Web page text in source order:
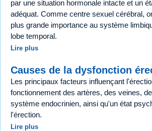
par une situation hormonale intacte et un
adéquat. Comme centre sexuel cérébral,
plus grande importance au système
lobe temporal.
Lire plus
Causes de la dysfonction
Les principaux facteurs influençant
fonctionnement des artères, des veines,
système endocrinien, ainsi qu'un état
l'érection.
Lire plus